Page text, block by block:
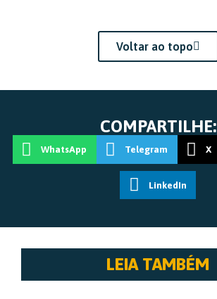
Voltar ao topo
COMPARTILHE:
WhatsApp Telegram X
LinkedIn
LEIA TAMBÉM